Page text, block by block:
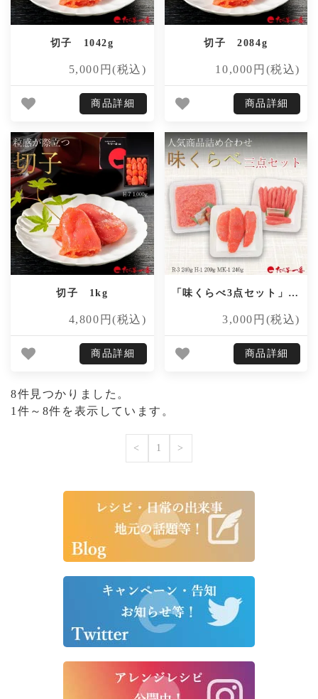
切子 1042g
5,000円(税込)
商品詳細
切子 2084g
10,000円(税込)
商品詳細
切子 1kg
4,800円(税込)
商品詳細
「味くらべ3点セット」3品セット689gのお買得商品！
3,000円(税込)
商品詳細
8件見つかりました。
1件～8件を表示しています。
< 1 >